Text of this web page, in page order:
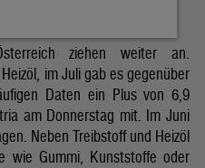
ziehen weiter an.
im Juli gab es gegenüber
Daten ein Plus von 6,9
am Donnerstag mit. Im Juni
Neben Treibstoff und Heizöl
wie Gummi, Kunststoffe oder